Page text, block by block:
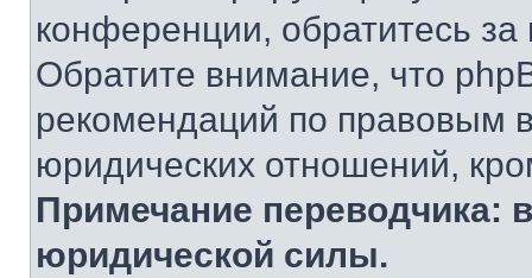
конференции, обратитесь
Обратите внимание, что
рекомендаций по правовым
юридических отношений,
Примечание переводчика:
юридической силы.